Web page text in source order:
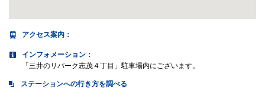
アクセス案内 ：
インフォメーション：
「三井のリパーク志茂４丁目」駐車場内にございます。
ステーションへの行き方を調べる